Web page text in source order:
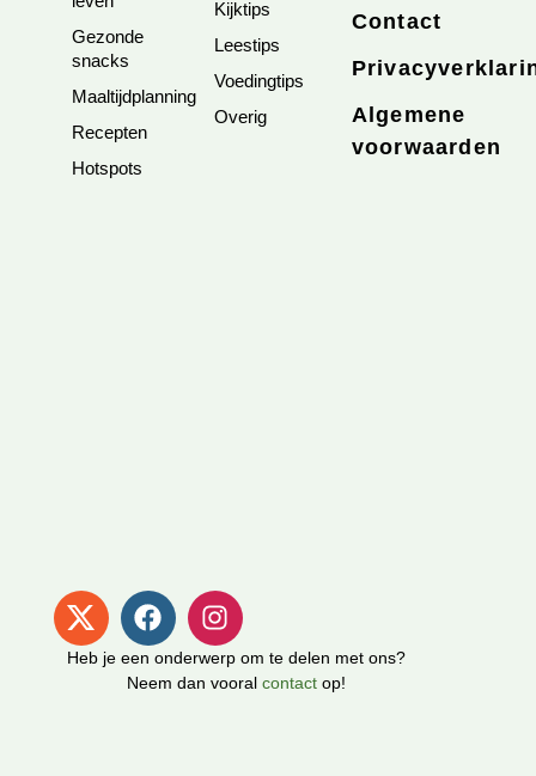
Heb je een onderwerp om te delen met ons?
Neem dan vooral contactop!
Gezonde
snacks
Maaltijdplanning
Recepten
Hotspots
Kijktips
Leestips
Voedingtips
Overig
Contact
Algemene
voorwaarden